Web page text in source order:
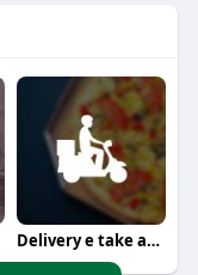
Delivery e take away